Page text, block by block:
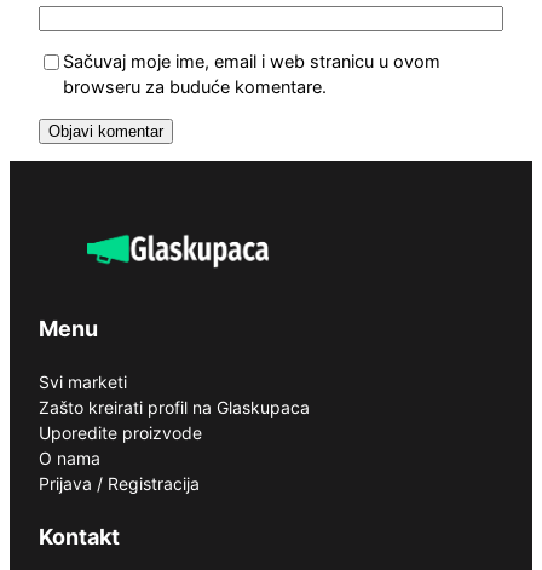
Sačuvaj moje ime, email i web stranicu u ovom
browseru za buduće komentare.
Menu
Svi marketi
Zašto kreirati profil na Glaskupaca
Uporedite proizvode
O nama
Prijava / Registracija
Kontakt